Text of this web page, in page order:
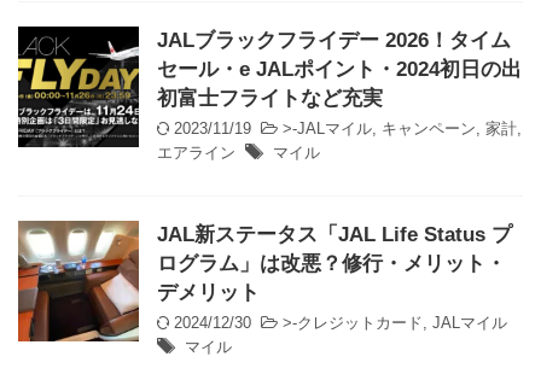
JALブラックフライデー 2026！タイム
セール・e JALポイント・2024初日の出
初富士フライトなど充実
2023/11/19 >-JALマイル, キャンペーン, 家計,
エアライン
マイル
JAL新ステータス「JAL Life Status プ
ログラム」は改悪？修行・メリット・
デメリット
2024/12/30 >-クレジットカード, JALマイル
マイル